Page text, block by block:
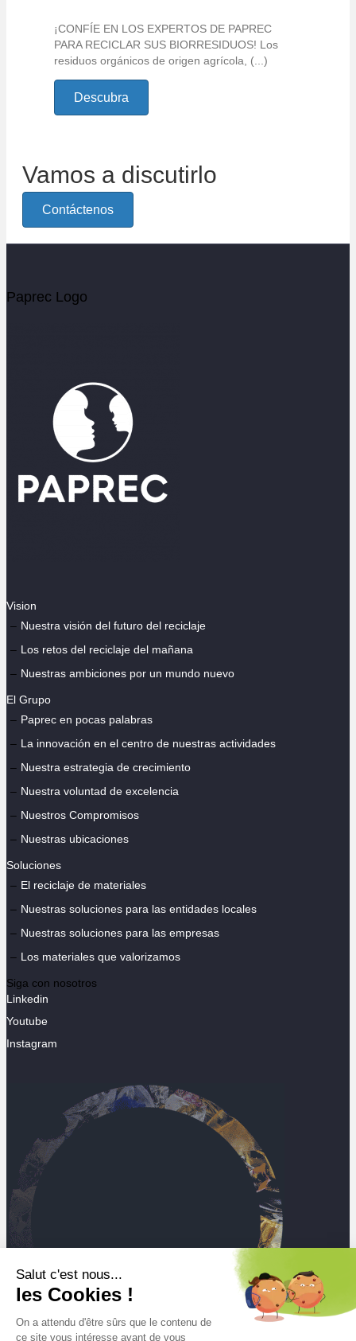
Salut c'est nous...
les Cookies !
On a attendu d'être sûrs que le contenu de
ce site vous intéresse avant de vous
¡CONFÍE EN LOS EXPERTOS DE PAPREC
PARA RECICLAR SUS BIORRESIDUOS! Los
residuos orgánicos de origen agrícola, (...)
Descubra
Vamos a discutirlo
Contáctenos
Paprec Logo
Vision
Nuestra visión del futuro del reciclaje
Los retos del reciclaje del mañana
Nuestras ambiciones por un mundo nuevo
El Grupo
Paprec en pocas palabras
La innovación en el centro de nuestras actividades
Nuestra estrategia de crecimiento
Nuestra voluntad de excelencia
Nuestros Compromisos
Nuestras ubicaciones
Soluciones
El reciclaje de materiales
Nuestras soluciones para las entidades locales
Nuestras soluciones para las empresas
Los materiales que valorizamos
Siga con nosotros
Linkedin
Youtube
Instagram